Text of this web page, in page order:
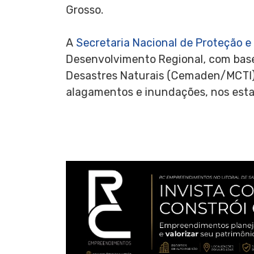
Grosso.
A Secretaria Nacional de Proteção e
Desenvolvimento Regional, com
Desastres Naturais (Cemaden/
alagamentos e inundações, nos